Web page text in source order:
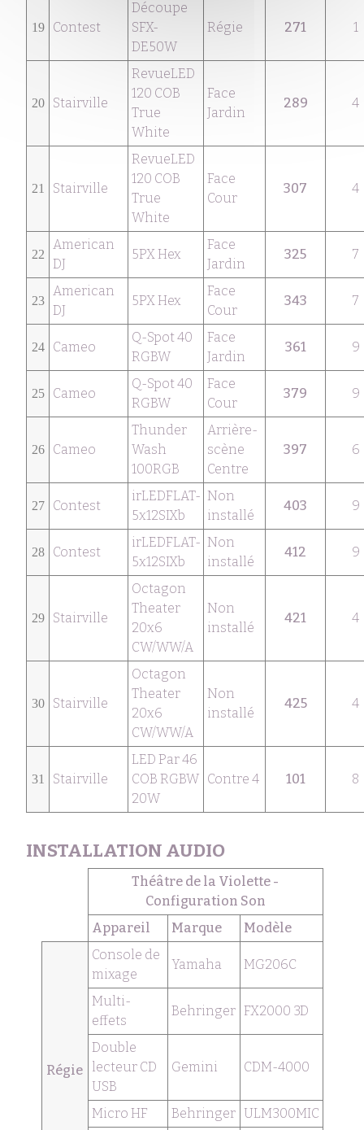
19 Contest
Découpe
SFX-
DE50W
Régie 271 1
20 Stairville
RevueLED
120 COB
True
White
Face
Jardin
289 4
21 Stairville
RevueLED
120 COB
True
White
Face
Cour
307 4
22
American
DJ
5PX Hex
Face
Jardin
325 7
23
American
DJ
5PX Hex
Face
Cour
343 7
24 Cameo
Q-Spot 40
RGBW
Face
Jardin
361 9
25 Cameo
Q-Spot 40
RGBW
Face
Cour
379 9
26 Cameo
Thunder
Wash
100RGB
Arrière-
scène
Centre
397 6
27 Contest
irLEDFLAT-
5x12SIXb
Non
installé
403 9
28 Contest
irLEDFLAT-
5x12SIXb
Non
installé
412 9
29 Stairville
Octagon
Theater
20x6
CW/WW/A
Non
installé
421 4
30 Stairville
Octagon
Theater
20x6
CW/WW/A
Non
installé
425 4
31 Stairville
LED Par 46
COB RGBW
20W
Contre 4 101 8
INSTALLATION AUDIO
Théâtre de la Violette -
Configuration Son
Appareil
Marque Modèle
Régie
Console de
mixage
Yamaha MG206C
Multi-
effets
Behringer FX2000 3D
Double
lecteur CD
USB
Gemini CDM-4000
Micro HF Behringer
ULM300MIC